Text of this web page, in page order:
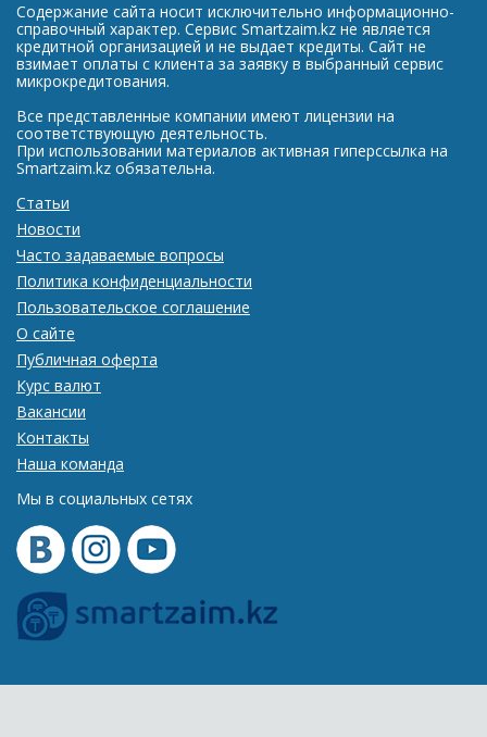
Содержание сайта носит исключительно информационно-
справочный характер. Сервис Smartzaim.kz не является
кредитной организацией и не выдает кредиты. Сайт не
взимает оплаты с клиента за заявку в выбранный сервис
микрокредитования.
Все представленные компании имеют лицензии на
соответствующую деятельность.
При использовании материалов активная гиперссылка на
Smartzaim.kz обязательна.
Статьи
Новости
Часто задаваемые вопросы
Политика конфиденциальности
Пользовательское соглашение
О сайте
Публичная оферта
Курс валют
Вакансии
Контакты
Наша команда
Мы в социальных сетях